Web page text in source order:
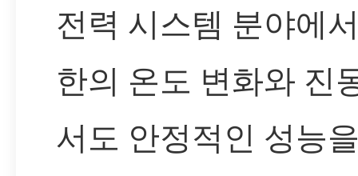
전력 시스템 분야에
한의 온도 변화와 진
서도 안정적인 성능